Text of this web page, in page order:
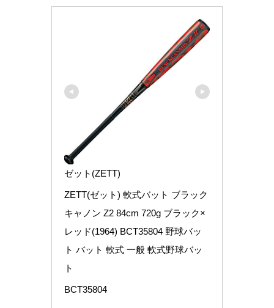
ゼット(ZETT)
ZETT(ゼット) 軟式バット ブラック
キャノン Z2 84cm 720g ブラック×
レッド(1964) BCT35804 野球バッ
ト バット 軟式 一般 軟式野球バッ
ト
BCT35804